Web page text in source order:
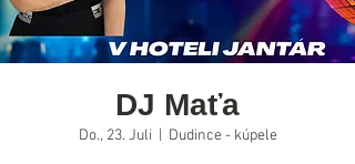
DJ Maťa
Do., 23. Juli Dudince - kúpele